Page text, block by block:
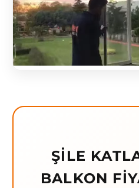
ŞILE
BALKON
Bursa
Çanakkale
Çekya
Eching
Elazığ
Erzincan